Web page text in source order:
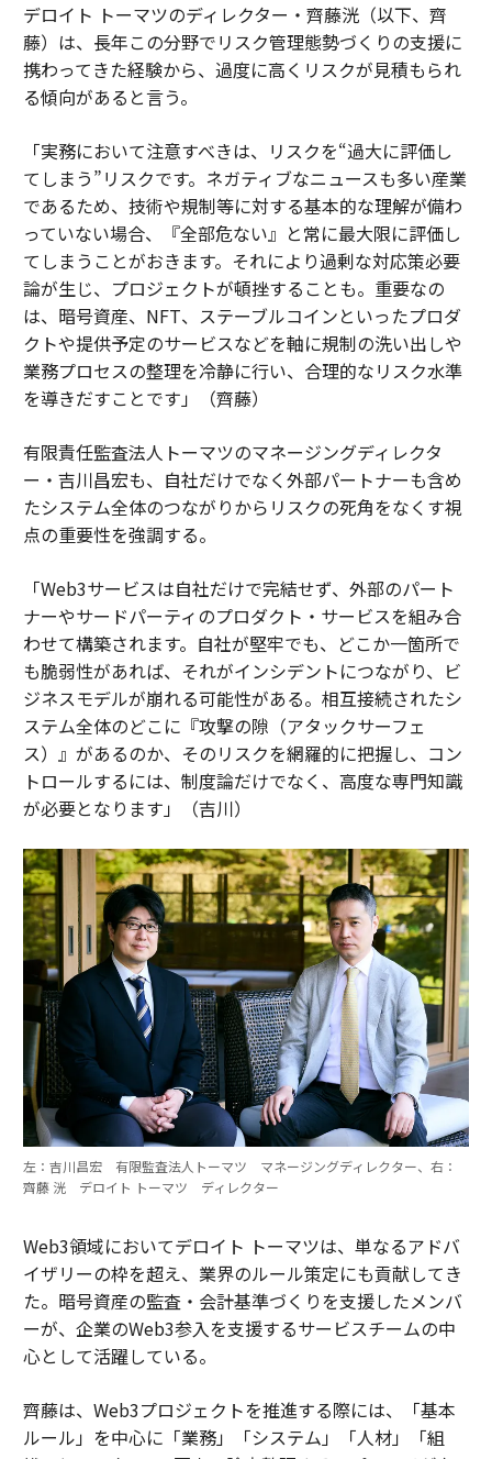
デロイト トーマツのディレクター・齊藤洸（以下、齊
藤）は、長年この分野でリスク管理態勢づくりの支援に
携わってきた経験から、過度に高くリスクが見積もられ
る傾向があると言う。
「実務において注意すべきは、リスクを“過大に評価し
てしまう”リスクです。ネガティブなニュースも多い産業
であるため、技術や規制等に対する基本的な理解が備わ
っていない場合、『全部危ない』と常に最大限に評価し
てしまうことがおきます。それにより過剰な対応策必要
論が生じ、プロジェクトが頓挫することも。重要なの
は、暗号資産、NFT、ステーブルコインといったプロダ
クトや提供予定のサービスなどを軸に規制の洗い出しや
業務プロセスの整理を冷静に行い、合理的なリスク水準
を導きだすことです」（齊藤）
有限責任監査法人トーマツのマネージングディレクタ
ー・吉川昌宏も、自社だけでなく外部パートナーも含め
たシステム全体のつながりからリスクの死角をなくす視
点の重要性を強調する。
「Web3サービスは自社だけで完結せず、外部のパート
ナーやサードパーティのプロダクト・サービスを組み合
わせて構築されます。自社が堅牢でも、どこか一箇所で
も脆弱性があれば、それがインシデントにつながり、ビ
ジネスモデルが崩れる可能性がある。相互接続されたシ
ステム全体のどこに『攻撃の隙（アタックサーフェ
ス）』があるのか、そのリスクを網羅的に把握し、コン
トロールするには、制度論だけでなく、高度な専門知識
が必要となります」（吉川）
左：吉川昌宏 有限監査法人トーマツ マネージングディレクター、右：
齊藤 洸 デロイト トーマツ ディレクター
Web3領域においてデロイト トーマツは、単なるアドバ
イザリーの枠を超え、業界のルール策定にも貢献してき
た。暗号資産の監査・会計基準づくりを支援したメンバ
ーが、企業のWeb3参入を支援するサービスチームの中
心として活躍している。
齊藤は、Web3プロジェクトを推進する際には、「基本
ルール」を中心に「業務」「システム」「人材」「組